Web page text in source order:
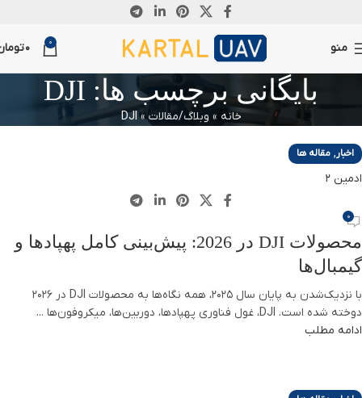
منو 0
0
بایگانی برچسب ها: DJI
خانه » وبلاگ/مقالات»
DJI
ژانویه
اخبار, مقاله ها
ادمین 2
0
محصولات DJI در 2026: پیش‌بینی کامل پهپادها و
گیمبال‌ها
با نزدیک‌شدن به پایان سال 2025، همه نگاه‌ها به محصولات DJI در 2026
دوخته شده است. DJI، غول فناوری پهپادها، دوربین‌ها، میکروفون‌ها ...
ادامه مطلب
دسامبر
مارس
ژوئن
ژوئن
مه
آوریل
آوریل
آوریل
مارس